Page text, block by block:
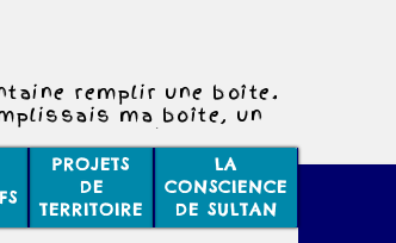
remplir une boîte.
ma boîte, un
poteau à côté de la
que deux évènements
se passer en même
?
PROJETS
DE
TERRITOIRE
LA
CONSCIENCE
DE SULTAN